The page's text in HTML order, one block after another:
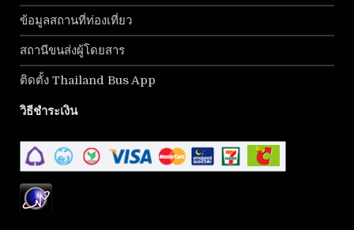
ข้อมูลสถานที่ท่องเที่ยว
สถานีขนส่งผู้โดยสาร
ติดตั้ง Thailand Bus App
วิธีชำระเงิน